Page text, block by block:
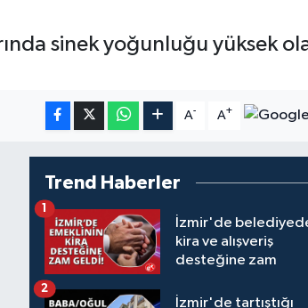
sinek yoğunluğu yüksek
A- A+
Trend Haberler
İzmir'de
kira ve alışveriş
desteğine zam
1
İzmir'de tartıştığı
2